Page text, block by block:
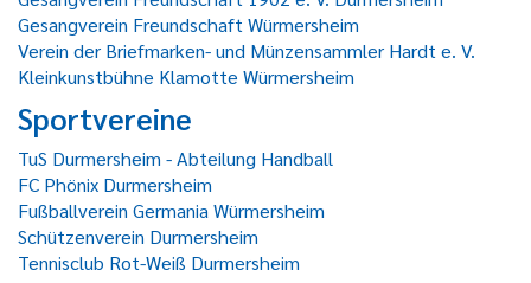
Gesangverein Freundschaft Würmersheim
Verein der Briefmarken- und Münzensammler Hardt e. V.
Kleinkunstbühne Klamotte Würmersheim
Sportvereine
TuS Durmersheim - Abteilung Handball
FC Phönix Durmersheim
Fußballverein Germania Würmersheim
Schützenverein Durmersheim
Tennisclub Rot-Weiß Durmersheim